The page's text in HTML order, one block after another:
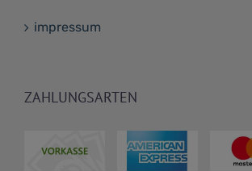
impressum
ZAHLUNGSARTEN